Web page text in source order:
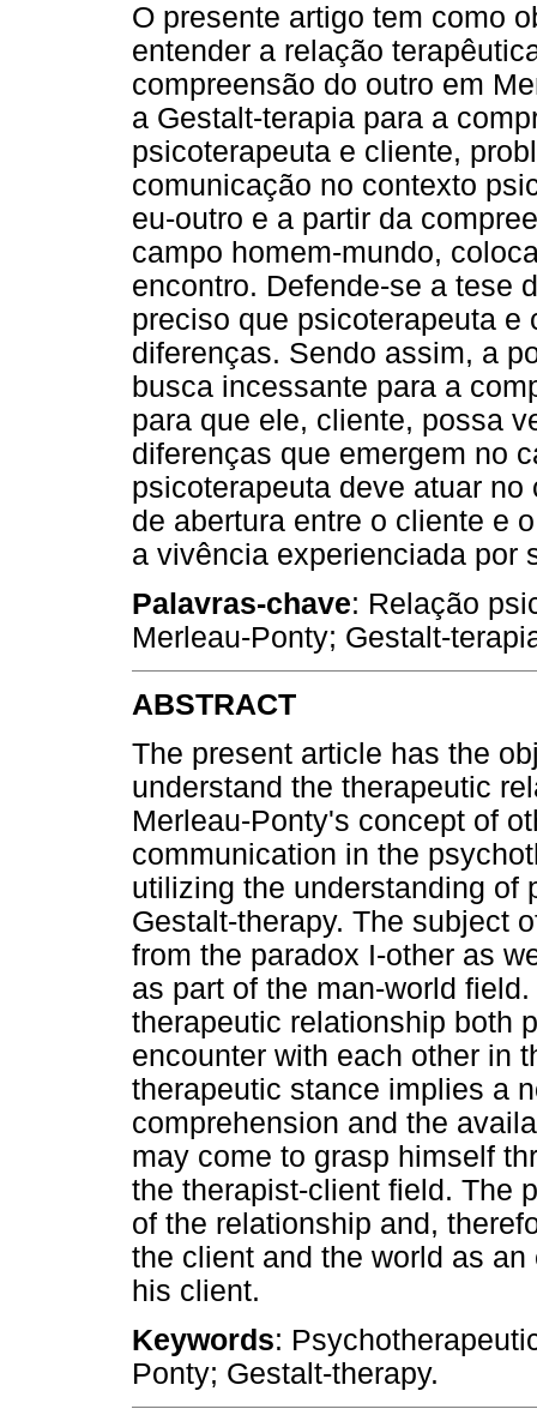
O presente artigo tem como
entender a relação
compreensão do outro em
a Gestalt-terapia para a
psicoterapeuta e cliente,
comunicação no contexto
eu-outro e a partir da
campo homem-mundo,
encontro. Defende-se a tese
preciso que psicoterapeuta
diferenças. Sendo assim, a
busca incessante para a
para que ele, cliente, possa
diferenças que emergem no
psicoterapeuta deve atuar
de abertura entre o cliente e
a vivência experienciada por
Palavras-chave: Relação
Merleau-Ponty; Gestalt-
ABSTRACT
The present article has the
understand the therapeutic
Merleau-Ponty's concept of
communication in the
utilizing the understanding of
Gestalt-therapy. The subject
from the paradox I-other as
as part of the man-world
therapeutic relationship both
encounter with each other in
therapeutic stance implies a
comprehension and the
may come to grasp himself
the therapist-client field. The
of the relationship and,
the client and the world as
his client.
Keywords:
Ponty; Gestalt-therapy.